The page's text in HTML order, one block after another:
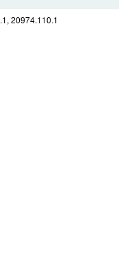
20974.110.1